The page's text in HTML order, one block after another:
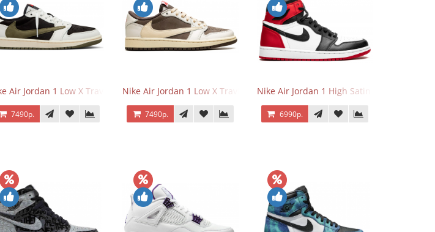
Phantom
Air Jordan 1 Low X Travis Scott Olive
7490р.
Nike Air Jordan 1 Low X Travis Scott Reverse Mocha
7490р.
Nike Air Jordan 1 High Satin Black Toe
6990р.